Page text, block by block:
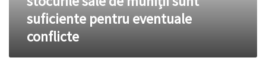
pentru
eventuale
conflicte
suficiente pentru eventuale
conflicte